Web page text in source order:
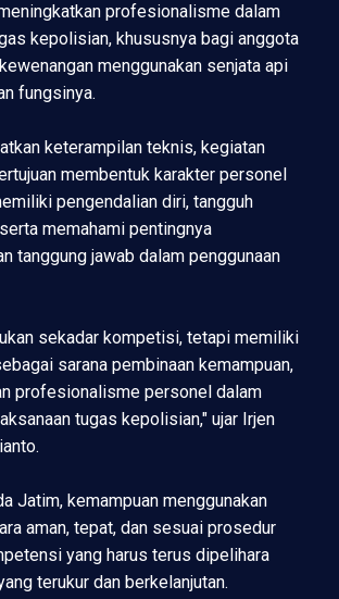
profesionalisme dalam
kepolisian, khususnya bagi anggota
menggunakan senjata api
fungsinya.
keterampilan teknis, kegiatan
membentuk karakter personel
pengendalian diri, tangguh
memahami pentingnya
tanggung jawab dalam penggunaan
sekadar kompetisi, tetapi memiliki
sarana pembinaan kemampuan,
profesionalisme personel dalam
tugas kepolisian," ujar Irjen
Jatim, kemampuan menggunakan
aman, tepat, dan sesuai prosedur
yang harus terus dipelihara
terukur dan berkelanjutan.